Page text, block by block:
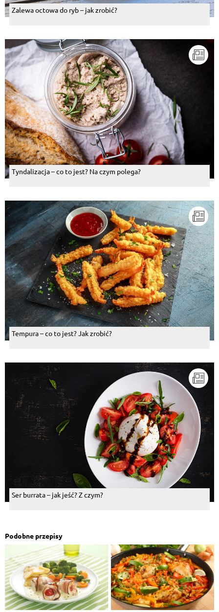
Zalewa octowa do ryb – jak zrobić?
Tyndalizacja – co to jest? Na czym polega?
Tempura – co to jest? Jak zrobić?
Ser burrata – jak jeść? Z czym?
Podobne przepisy